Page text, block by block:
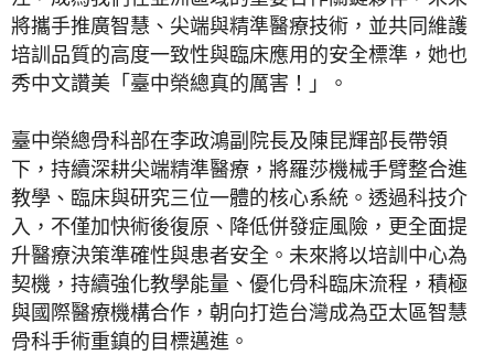
將攜手推廣智慧、尖端與精準醫療技術，並共同維護
培訓品質的高度一致性與臨床應用的安全標準，她也
秀中文讚美「臺中榮總真的厲害！」。
臺中榮總骨科部在李政鴻副院長及陳昆輝部長帶領
下，持續深耕尖端精準醫療，將羅莎機械手臂整合進
教學、臨床與研究三位一體的核心系統。透過科技介
入，不僅加快術後復原、降低併發症風險，更全面提
升醫療決策準確性與患者安全。未來將以培訓中心為
契機，持續強化教學能量、優化骨科臨床流程，積極
與國際醫療機構合作，朝向打造台灣成為亞太區智慧
骨科手術重鎮的目標邁進。